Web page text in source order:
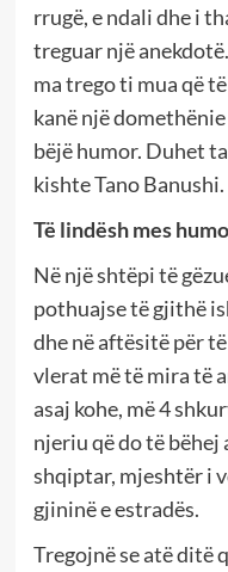
rrugë, e ndali dhe i
treguar një
ma trego ti mua që
kanë një
bëjë humor. Duhet
kishte Tano Banushi.
Të lindësh mes
Në një shtëpi të
pothuajse të gjithë
dhe në aftësitë për
vlerat më të mira të
asaj kohe, më 4
njeriu që do të
shqiptar, mjeshtër i
gjininë e estradës.
Tregojnë se atë ditë